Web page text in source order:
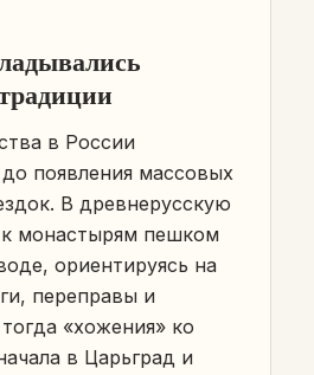
в России
до появления массовых
В древнерусскую
монастырям пешком
ориентируясь на
переправы и
«хожения» ко
в Царьград и